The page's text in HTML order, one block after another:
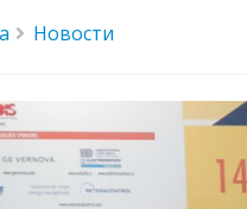
Новости